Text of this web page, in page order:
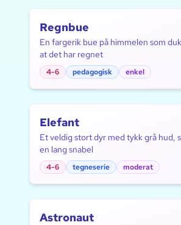
Regnbue
En fargerik bue på himmelen som
at det har regnet
4-6 pedagogisk enkel
Elefant
Et veldig stort dyr med tykk grå hud,
en lang snabel
4-6 tegneserie moderat
Astronaut